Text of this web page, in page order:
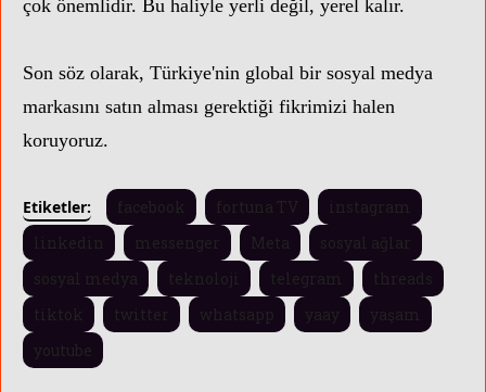
çok önemlidir. Bu haliyle yerli değil, yerel kalır.
Son söz olarak, Türkiye'nin global bir sosyal medya
markasını satın alması gerektiği fikrimizi halen
koruyoruz.
Etiketler: facebook fortuna TV
instagram
linkedin
messenger Meta
sosyal ağlar
sosyal medya
teknoloji telegram
threads
tiktok
twitter whatsapp yaay
yaşam
youtube